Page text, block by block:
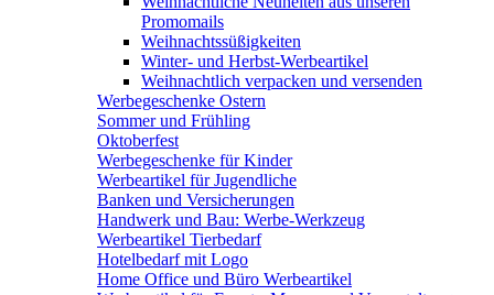
Promomails
Weihnachtssüßigkeiten
Winter- und Herbst-Werbeartikel
Weihnachtlich verpacken und versenden
Werbegeschenke Ostern
Sommer und Frühling
Oktoberfest
Werbegeschenke für Kinder
Werbeartikel für Jugendliche
Banken und Versicherungen
Handwerk und Bau: Werbe-Werkzeug
Werbeartikel Tierbedarf
Hotelbedarf mit Logo
Home Office und Büro Werbeartikel